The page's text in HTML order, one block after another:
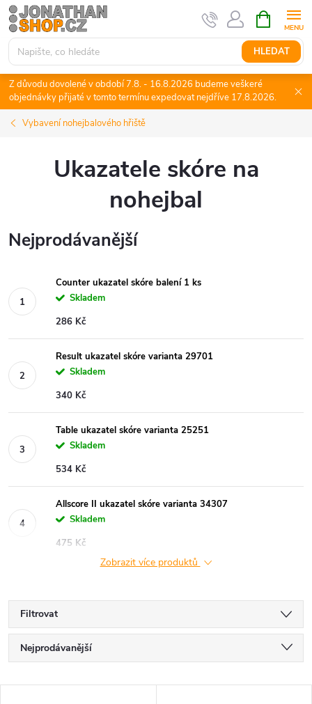
Přejít
na
obsah
HLEDAT
NÁKUPNÍ
KOŠÍK
Z důvodu dovolené v období 7.8. - 16.8.2026 budeme veškeré
objednávky přijaté v tomto termínu expedovat nejdříve 17.8.2026.
Vybavení nohejbalového hřiště
Ukazatele skóre na
nohejbal
Nejprodávanější
Counter ukazatel skóre balení 1 ks
Skladem
286 Kč
Result ukazatel skóre varianta 29701
Skladem
340 Kč
Table ukazatel skóre varianta 25251
Skladem
534 Kč
Allscore II ukazatel skóre varianta 34307
Skladem
475 Kč
Zobrazit více produktů
Filtrovat
Ř
a
Nejprodávanější